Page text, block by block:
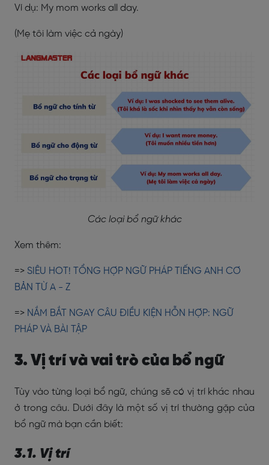
Ví dụ: My mom works all day.
(Mẹ tôi làm việc cả ngày)
Các loại bổ ngữ khác
Xem thêm:
=> SIÊU HOT! TỔNG HỢP NGỮ PHÁP TIẾNG ANH CƠ
BẢN TỪ A - Z
=> NẮM BẮT NGAY CÂU ĐIỀU KIỆN HỖN HỢP: NGỮ
PHÁP VÀ BÀI TẬP
3. Vị trí và vai trò của bổ ngữ
Tùy vào từng loại bổ ngữ, chúng sẽ có vị trí khác nhau
ở trong câu. Dưới đây là một số vị trí thường gặp của
bổ ngữ mà bạn cần biết:
3.1. Vị trí